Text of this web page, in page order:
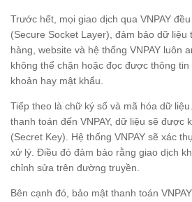
Trước hết, mọi giao dịch qua VNPAY
(Secure Socket Layer), đảm bảo dữ liệu
hàng, website và hệ thống VNPAY luôn
không thể chặn hoặc đọc được thông
khoản hay mật khẩu.
Tiếp theo là chữ ký số và mã hóa dữ
thanh toán đến VNPAY, dữ liệu sẽ được
(Secret Key). Hệ thống VNPAY sẽ xác
xử lý. Điều đó đảm bảo rằng giao dịch
chỉnh sửa trên đường truyền.
Bên cạnh đó, bảo mật thanh toán